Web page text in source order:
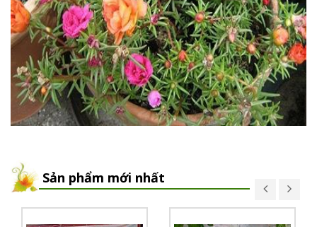
Sản phẩm mới nhất